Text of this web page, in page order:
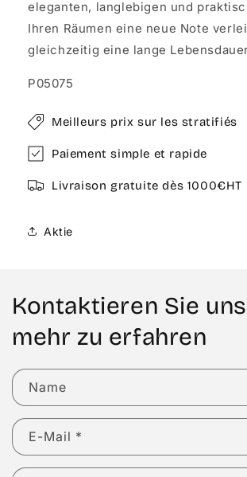
eleganten, langlebigen und
Ihren Räumen eine neue Note
gleichzeitig eine lange
P05075
Meilleurs prix sur les stratifiés
Paiement simple et rapide
Livraison gratuite dès 1000€HT
Aktie
Kontaktieren Sie
mehr zu erfahren
Name
E-Mail *